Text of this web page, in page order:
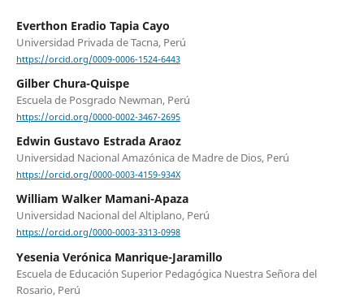
Everthon Eradio Tapia Cayo
Universidad Privada de Tacna, Perú
https://orcid.org/0009-0006-1524-6443
Gilber Chura-Quispe
Escuela de Posgrado Newman, Perú
https://orcid.org/0000-0002-3467-2695
Edwin Gustavo Estrada Araoz
Universidad Nacional Amazónica de Madre de Dios, Perú
https://orcid.org/0000-0003-4159-934X
William Walker Mamani-Apaza
Universidad Nacional del Altiplano, Perú
https://orcid.org/0000-0003-3313-0998
Yesenia Verónica Manrique-Jaramillo
Escuela de Educación Superior Pedagógica Nuestra Señora del
Rosario, Perú